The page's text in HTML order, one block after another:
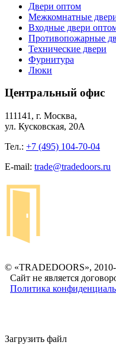
Двери оптом
Межкомнатные
Входные двери
Противопожарные
Технические двери
Фурнитура
Люки
Центральный офис
111141, г. Москва,
ул. Кусковская, 20А
Тел.: +7 (495) 104-70-04
E-mail: trade@tradedoors.ru
© «TRADEDOORS»,
Сайт не является
Политика
Загрузить файл